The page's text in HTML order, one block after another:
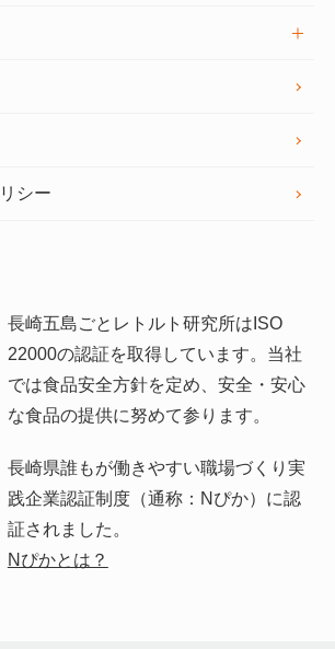
シー
長崎五島ごとレトルト研究所はISO
22000の認証を取得しています。当社
では食品安全方針を定め、安全・安心
な食品の提供に努めて参ります。
長崎県誰もが働きやすい職場づくり実
践企業認証制度（通称：Nぴか）に認
証されました。
Nぴかとは？